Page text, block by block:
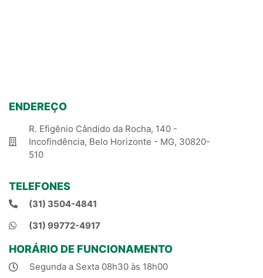
ENDEREÇO
R. Efigênio Cândido da Rocha, 140 -
Incofindência, Belo Horizonte - MG, 30820-
510
TELEFONES
(31) 3504-4841
(31) 99772-4917
HORÁRIO DE FUNCIONAMENTO
Segunda a Sexta 08h30 às 18h00